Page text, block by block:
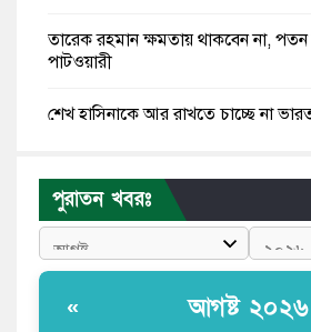
তারেক রহমান ক্ষমতায় থাকবেন না,
পাটওয়ারী
শেখ হাসিনাকে আর রাখতে চাচ্ছে না
ইউনূস
আলিয়া মাদ্রাসায় ছাত্রদল-শিবির সংঘর্ষ,
হেলমেট পড়ে মাঠে যুবদল নেতা নয়ন
কুমিল্লার ৫ হাসপাতাল-ডায়াগনস্টিক
পুরাতন খবরঃ
« আগষ্ট ২০২৬